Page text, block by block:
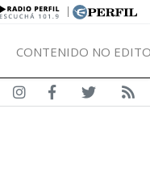
|
CONTENIDO NO